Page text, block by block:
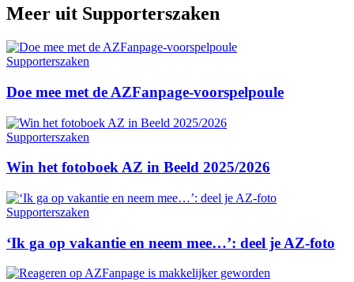
Meer uit Supporterszaken
Supporterszaken
Doe mee met de AZFanpage-voorspelpoule
Supporterszaken
Win het fotoboek AZ in Beeld 2025/2026
Supporterszaken
‘Ik ga op vakantie en neem mee…’: deel je AZ-foto